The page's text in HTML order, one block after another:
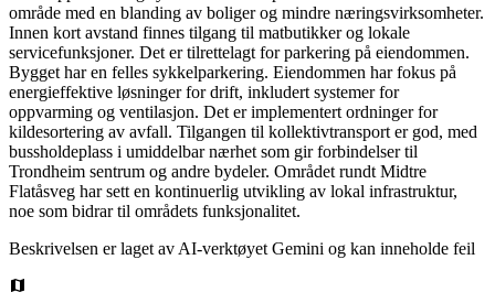
område med en blanding av boliger og mindre næringsvirksomheter.
Innen kort avstand finnes tilgang til matbutikker og lokale
servicefunksjoner. Det er tilrettelagt for parkering på eiendommen.
Bygget har en felles sykkelparkering. Eiendommen har fokus på
energieffektive løsninger for drift, inkludert systemer for
oppvarming og ventilasjon. Det er implementert ordninger for
kildesortering av avfall. Tilgangen til kollektivtransport er god, med
bussholdeplass i umiddelbar nærhet som gir forbindelser til
Trondheim sentrum og andre bydeler. Området rundt Midtre
Flatåsveg har sett en kontinuerlig utvikling av lokal infrastruktur,
noe som bidrar til områdets funksjonalitet.
Beskrivelsen er laget av AI-verktøyet Gemini og kan inneholde feil